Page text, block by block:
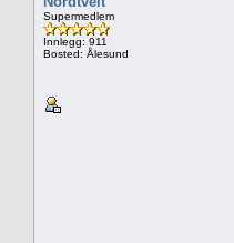
Supermedlem
Innlegg: 911
Bosted: Ålesund